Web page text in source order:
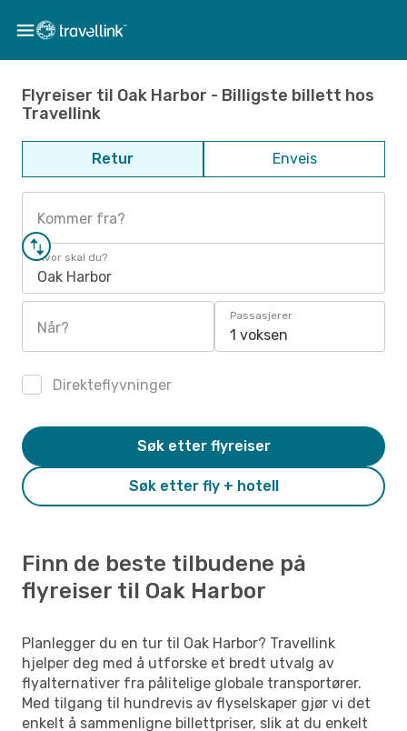
Flyreiser til Oak Harbor - Billigste billett hos
Travellink
Retur Enveis
Kommer fra?
Hvor skal du?
Oak Harbor
Når?
Passasjerer
1 voksen
Direkteflyvninger
Søk etter fly + hotell
Søk etter flyreiser
Finn de beste tilbudene på
flyreiser til Oak Harbor
Planlegger du en tur til Oak Harbor? Travellink
hjelper deg med å utforske et bredt utvalg av
flyalternativer fra pålitelige globale transportører.
Med tilgang til hundrevis av flyselskaper gjør vi det
enkelt å sammenligne billettpriser, slik at du enkelt